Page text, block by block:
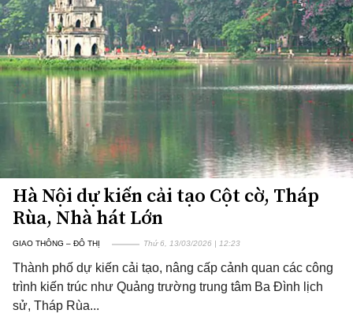
Hà Nội dự kiến cải tạo Cột cờ, Tháp
Rùa, Nhà hát Lớn
GIAO THÔNG – ĐÔ THỊ Thứ 6, 13/03/2026 | 12:23
Thành phố dự kiến cải tạo, nâng cấp cảnh quan các công
trình kiến trúc như Quảng trường trung tâm Ba Đình lịch
sử, Tháp Rùa...